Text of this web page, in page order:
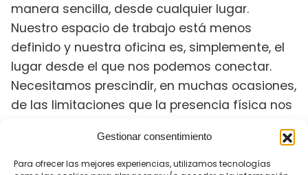
Gestionar consentimiento
Para ofrecer las mejores experiencias, utilizamos tecnologías
manera sencilla, desde cualquier lugar.
Nuestro espacio de trabajo está menos
definido y nuestra oficina es, simplemente, el
lugar desde el que nos podemos conectar.
Necesitamos prescindir, en muchas ocasiones,
de las limitaciones que la presencia física nos
alineados con lamulticanalidady la presencia
virtual.